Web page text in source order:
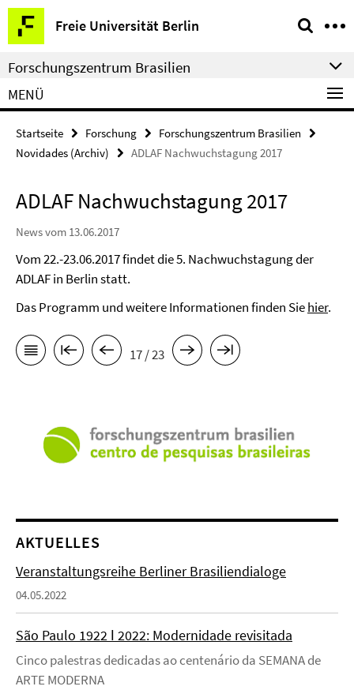
Springe
direkt
zu
Inhalt
Freie Universität Berlin
Service-
Navigation
Forschungszentrum Brasilien
MENÜ
Startseite Forschung
Forschungszentrum Brasilien
Novidades (Archiv)
ADLAF Nachwuchstagung 2017
ADLAF Nachwuchstagung 2017
News vom 13.06.2017
Vom 22.-23.06.2017 findet die 5. Nachwuchstagung der
ADLAF in Berlin statt.
Das Programm und weitere Informationen finden Siehier.
17 / 23
AKTUELLES
Veranstaltungsreihe Berliner Brasiliendialoge
04.05.2022
São Paulo 1922 ǀ 2022: Modernidade revisitada
Cinco palestras dedicadas ao centenário da SEMANA de
ARTE MODERNA